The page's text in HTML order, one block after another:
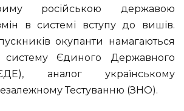
російською державою
в системі вступу до вишів.
окупанти намагаються
Єдиного Державного
аналог українському
Тестуванню (ЗНО).